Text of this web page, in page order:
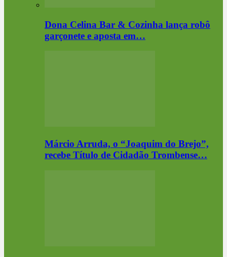
Dona Celina Bar & Cozinha lança robô
garçonete e aposta em…
Márcio Arruda, o “Joaquim do Brejo”,
recebe Título de Cidadão Trombense…